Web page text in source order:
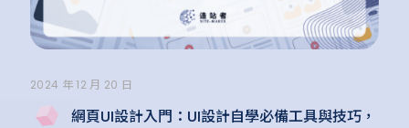
2024 年 12 月 20 日
網頁UI設計入門：UI設計自學必備工具與技巧，